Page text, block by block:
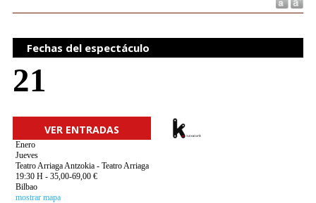
Fechas del espectáculo
21
VER ENTRADAS
Enero
Jueves
Teatro Arriaga Antzokia - Teatro Arriaga
19:30 H - 35,00-69,00 €
Bilbao
mostrar mapa